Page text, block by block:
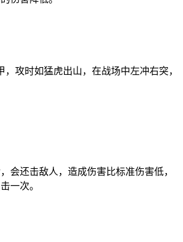
，攻时如猛虎出山，在战场中左冲右突，
会还击敌人，造成伤害比标准伤害低，
一次。